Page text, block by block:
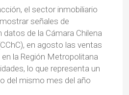
el sector inmobiliario
señales de
datos de la Cámara Chilena
en agosto las ventas
la Región Metropolitana
lo que representa un
del mismo mes del año